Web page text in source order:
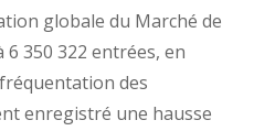
globale du Marché de
6 350 322 entrées, en
des
enregistré une hausse